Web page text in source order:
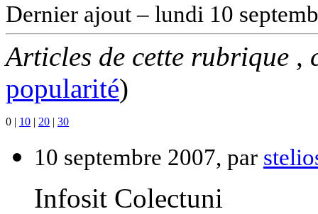
Dernier ajout – lundi 10
Articles de cette rubrique ,
popularité)
0 | 10 | 20 | 30
10 septembre 2007, par
Infosit Colectuni